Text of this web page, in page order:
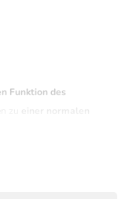
Funktion des
zu
einer normalen